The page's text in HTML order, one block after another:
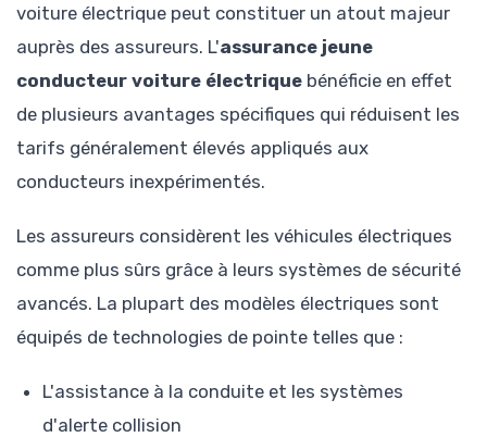
voiture électrique peut constituer un atout majeur
auprès des assureurs. L'assurance jeune
conducteur voiture électrique bénéficie en effet
de plusieurs avantages spécifiques qui réduisent les
tarifs généralement élevés appliqués aux
conducteurs inexpérimentés.
Les assureurs considèrent les véhicules électriques
comme plus sûrs grâce à leurs systèmes de sécurité
avancés. La plupart des modèles électriques sont
équipés de technologies de pointe telles que :
L'assistance à la conduite et les systèmes
d'alerte collision